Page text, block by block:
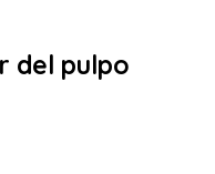
del pulpo